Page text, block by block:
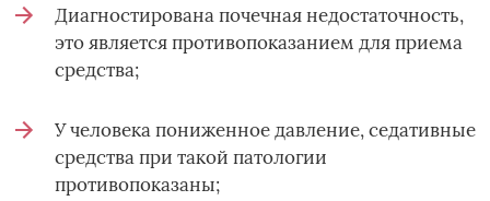
Диагностирована почечная недостаточность,
это является противопоказанием для приема
средства;
У человека пониженное давление, седативные
средства при такой патологии
противопоказаны;